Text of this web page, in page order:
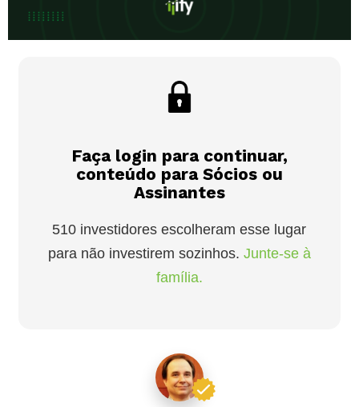
Faça login para continuar,
conteúdo para Sócios ou
Assinantes
510 investidores escolheram esse lugar
para não investirem sozinhos. Junte-se à
família.